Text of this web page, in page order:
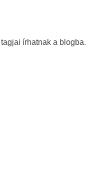
írhatnak a blogba.